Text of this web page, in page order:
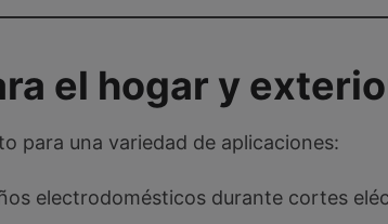
el hogar y
para una variedad de aplicaciones:
electrodomésticos durante cortes